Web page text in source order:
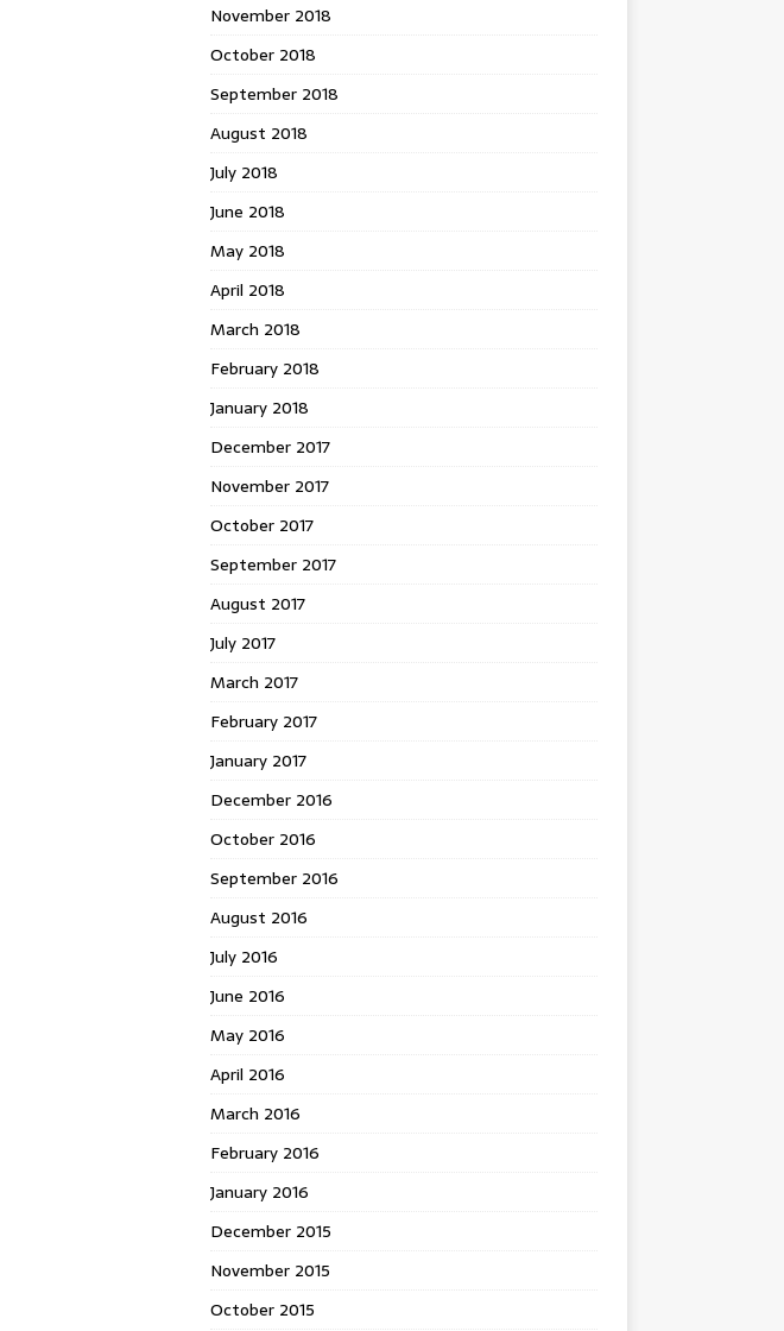
November 2018
October 2018
September 2018
August 2018
July 2018
June 2018
May 2018
April 2018
March 2018
February 2018
January 2018
December 2017
November 2017
October 2017
September 2017
August 2017
July 2017
March 2017
February 2017
January 2017
December 2016
October 2016
September 2016
August 2016
July 2016
June 2016
May 2016
April 2016
March 2016
February 2016
January 2016
December 2015
November 2015
October 2015